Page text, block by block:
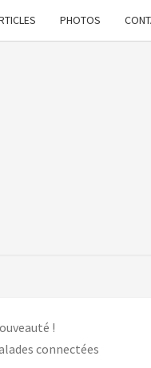
PHOTOS
!
connectées